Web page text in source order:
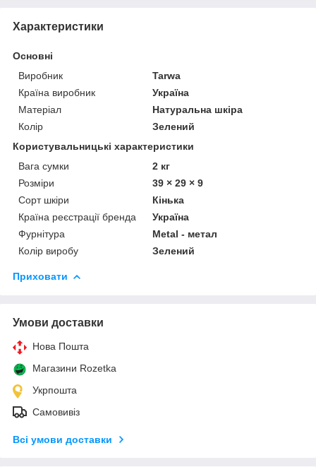
Характеристики
Основні
Виробник
Tarwa
Країна виробник
Україна
Матеріал
Натуральна шкіра
Колір
Зелений
Користувальницькі характеристики
Вага сумки
2 кг
Розміри
39 × 29 × 9
Сорт шкіри
Кінька
Країна реєстрації бренда
Україна
Фурнітура
Metal - метал
Колір виробу
Зелений
Приховати
Умови доставки
Нова Пошта
Магазини Rozetka
Укрпошта
Самовивіз
Всі умови доставки